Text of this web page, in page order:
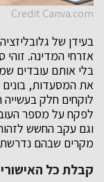
Credit Canva.com
בעידן של
אזרחי המדינה.
בלי אותם עובדים
את המסעדות, בונים
לוקחים חלק בעשייה
לפקח על מספר
וגם עקב החשש
מקרים שבהם נדרשת
קבלת כל